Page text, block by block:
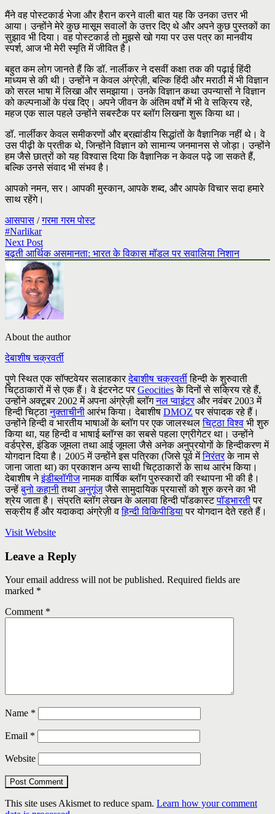
मैंने वह पोस्टकार्ड भेजा और हैरान करने वाली बात यह कि उनका उत्तर भी
आया। उन्होंने मेरे कुछ मासूम सवालों के उत्तर दिए थे और अपने कुछ पुस्तकों का
सुझाव भी दिया। वह पोस्टकार्ड तो मुझसे खो गया पर उस पत्र का मानवीय
स्पर्श, आज भी मेरी स्मृति में जीवित है।
बहुत कम लोग जानते हैं कि डॉ. नार्लीकर ने दसवीं कक्षा तक की पढ़ाई हिंदी
माध्यम से की थी। उन्होंने न केवल अंग्रेज़ी, बल्कि हिंदी और मराठी में भी विज्ञान
को सरल भाषा में लिखा और समझाया। उनके विज्ञान कथा उपन्यासों ने विज्ञान
को कल्पनाओं के पंख दिए। अपने जीवन के अंतिम वर्षों में भी वे सक्रिय रहे,
महज एक साल पहले उन्होंने सबस्टैक पर ब्लॉग लिखना शुरू किया था।
डॉ. नार्लीकर केवल समीकरणों और ब्रह्मांडीय सिद्धांतों के वैज्ञानिक नहीं थे। वे
उस पीढ़ी के प्रतीक थे, जिन्होंने विज्ञान को सामान्य जनमानस से जोड़ा। उन्होंने
हम जैसे छात्रों को यह विश्वास दिया कि वैज्ञानिक न केवल पढ़े जा सकते हैं,
बल्कि उनसे संवाद भी संभव है।
आपको नमन, सर। आपकी मुस्कान, आपके शब्द, और आपके विचार सदा हमारे
साथ रहेंगे।
आसपास /गरमा गरम पोस्ट
#Narlikar
Next Post
बढ़ती आर्थिक असमानता: भारत के विकास मॉडल पर सवालिया निशान
About the author
देबाशीष चक्रवर्ती
पुणे स्थित एक सॉफ्टवेयर सलाहकारदेबाशीष चक्रवर्तीहिन्दी के शुरुवाती
चिट्ठाकारों में से एक हैं। वे इंटरनेट परGeocitiesके दिनों से सक्रिय रहे हैं,
उन्होंने अक्टूबर 2002 में अपना अंग्रेज़ी ब्लॉगनल प्वाइंटरऔर नवंबर 2003 में
हिन्दी चिट्ठानुक्ताचीनी आरंभ किया। देबाशीष DMOZ पर संपादक रहे हैं।
उन्होंने हिन्दी व भारतीय भाषाओं के ब्लॉग पर एक जालस्थलचिट्ठा विश्व भी शुरु
किया था, यह हिन्दी व भाषाई ब्लॉग्स का सबसे पहला एग्रीगेटर था। उन्होंने
वर्डप्रेस, इंडिक जूमला तथा आई जूमला जैसे अनेक अनुप्रयोगों के हिन्दीकरण में
योगदान दिया है। 2005 में उन्होंने इस पत्रिका (जिसे पूर्व मेंनिरंतरके नाम से
जाना जाता था) का प्रकाशन अन्य साथी चिट्ठाकारों के साथ आरंभ किया।
देबाशीष नेइंडीब्लॉगीजनामक वार्षिक ब्लॉग पुरुस्कारों की स्थापना भी की है।
उन्हेंबुनो कहानीतथा अनुगूंजजैसे सामुदायिक प्रयासों को शुरु करने का भी
श्रेय जाता है। संप्रति ब्लॉग लेखन के अलावा हिन्दी पॉडकास्टपॉडभारतीपर
सक्रीय हैं और यदाकदा अंग्रेज़ी वहिन्दी विकिपीडियापर योगदान देते रहते हैं।
Visit Website
Leave a Reply
Your email address will not be published. Required fields are
marked *
Comment *
Name *
Email *
Website
This site uses Akismet to reduce spam. Learn how your comment